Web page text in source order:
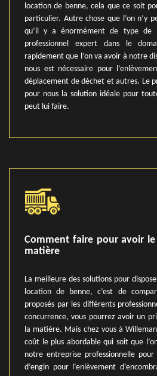
location de benne, cela que ce soit
particulier. Autre chose que l’on n’y
qu’il y a énormément de type de
professionnel expert dans le
rapidement que l’on va avoir à notre
nous est nécessaire pour
déplacement de déchet et autres. Le
pour nous la solution idéale pour
peut lui faire.
Comment faire pour avoir
matière
La meilleure des solutions pour
location de benne, c’est de
proposés par les différents
concurrence, vous pourrez avoir un
la matière. Mais chez vous à
coût le plus abordable qui soit que
notre entreprise professionnelle
d’engin pour l’enlèvement